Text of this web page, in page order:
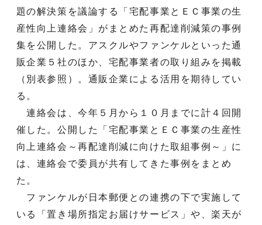
題の解決策を議論する「宅配事業とＥＣ事業の生
産性向上連絡会」がまとめた再配達削減策の事例
集を公開した。アスクルやファンケルといった通
販企業５社のほか、宅配事業者の取り組みを掲載
（別表参照）。通販企業による活用を期待してい
る。
連絡会は、今年５月から１０月までに計４回開
催した。公開した「宅配事業とＥＣ事業の生産性
向上連絡会～再配達削減に向けた取組事例～」に
は、連絡会で委員が共有してきた事例をまとめ
た。
ファンケルが日本郵便との連携の下で実施して
いる「置き場所指定お届けサービス」や、楽天が